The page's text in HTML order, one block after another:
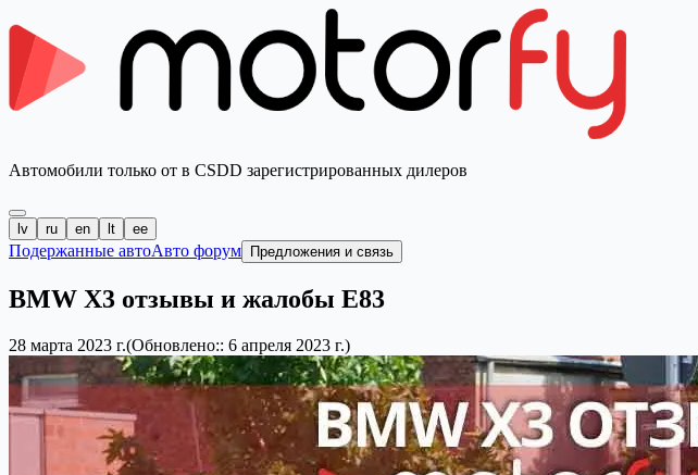
Автомобили только от в CSDD зарегистрированных дилеров
lv ru en lt ee
Подержанные автоАвто форум Предложения и связь
BMW X3 отзывы и жалобы E83
28 марта 2023 г.(Обновлено:: 6 апреля 2023 г.)